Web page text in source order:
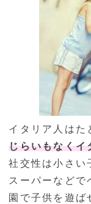
イタリア人はた
じらいもなくイ
社交性は小さい
スーパーなどで
園で子供を遊ば